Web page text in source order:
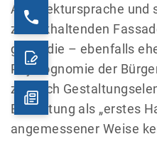
Architektursprache und
zurückhaltenden
gut in die – ebenfalls
Physiognomie der
zugleich
Bedeutung als „erstes
angemessener Weise